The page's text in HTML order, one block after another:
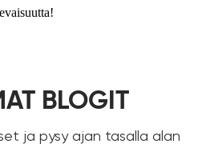
BLOGIT
ja pysy ajan tasalla alan